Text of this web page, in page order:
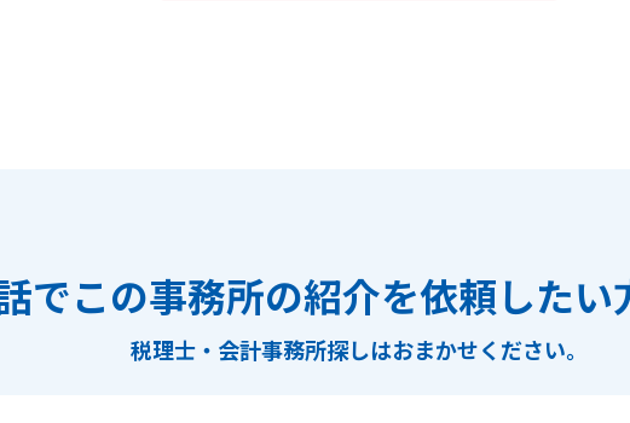
でこの事務所の紹介を依頼したい
税理士・会計事務所探しはおまかせください。